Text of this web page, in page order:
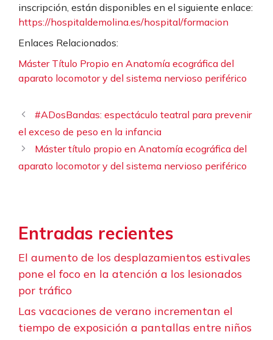
inscripción, están disponibles en el siguiente enlace:
https://hospitaldemolina.es/hospital/formacion
Enlaces Relacionados:
Máster Título Propio en Anatomía ecográfica del
aparato locomotor y del sistema nervioso periférico
#ADosBandas: espectáculo teatral para prevenir
el exceso de peso en la infancia
Máster título propio en Anatomía ecográfica del
aparato locomotor y del sistema nervioso periférico
Entradas recientes
El aumento de los desplazamientos estivales
pone el foco en la atención a los lesionados
por tráfico
Las vacaciones de verano incrementan el
tiempo de exposición a pantallas entre niños